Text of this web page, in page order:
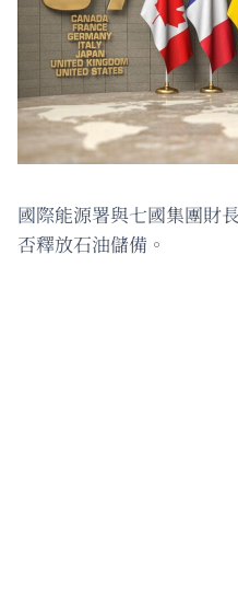
國際能源署與七國集團財
否釋放石油儲備。